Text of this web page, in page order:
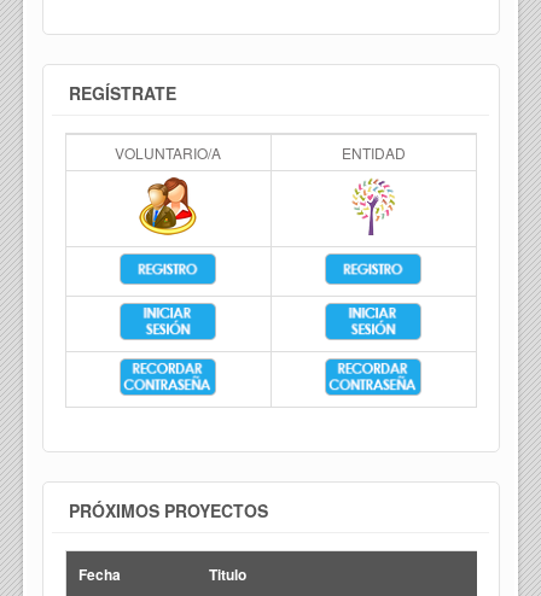
REGÍSTRATE
VOLUNTARIO/A ENTIDAD
PRÓXIMOS PROYECTOS
Fecha Titulo